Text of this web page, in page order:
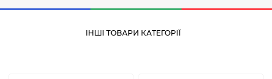
ІНШІ ТОВАРИ КАТЕГОРІЇ